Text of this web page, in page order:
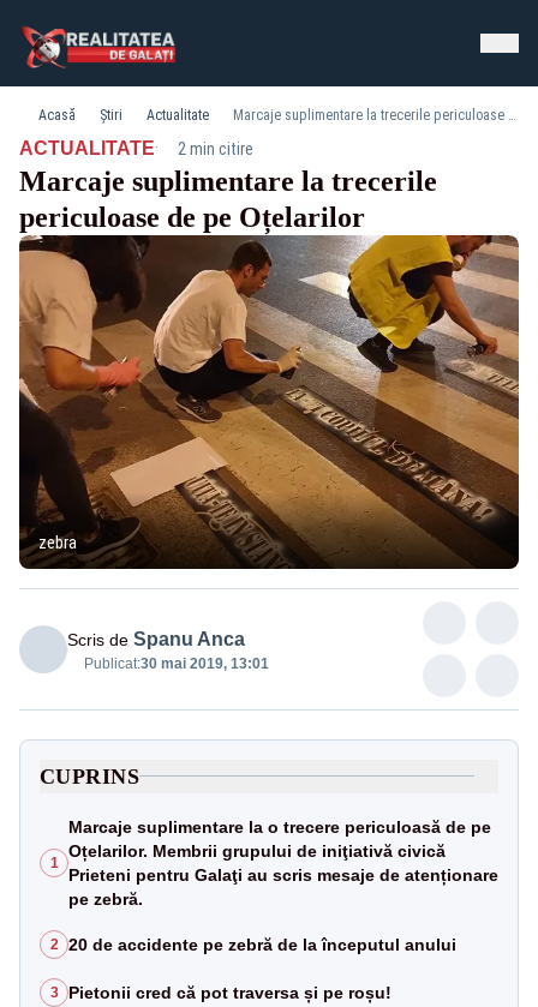
Acasă Știri Actualitate Marcaje suplimentare la trecerile periculoase de pe Oțelarilor
ACTUALITATE· 2 min citire
Marcaje suplimentare la trecerile
periculoase de pe Oțelarilor
zebra
Scris de Spanu Anca
Publicat:30 mai 2019, 13:01
CUPRINS
1
Marcaje suplimentare la o trecere periculoasă de pe
Oțelarilor. Membrii grupului de iniţiativă civică
Prieteni pentru Galaţi au scris mesaje de atenționare
pe zebră.
2 20 de accidente pe zebră de la începutul anului
3 Pietonii cred că pot traversa și pe roșu!